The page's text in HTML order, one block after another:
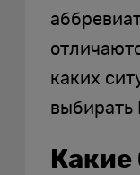
каких
выбирать